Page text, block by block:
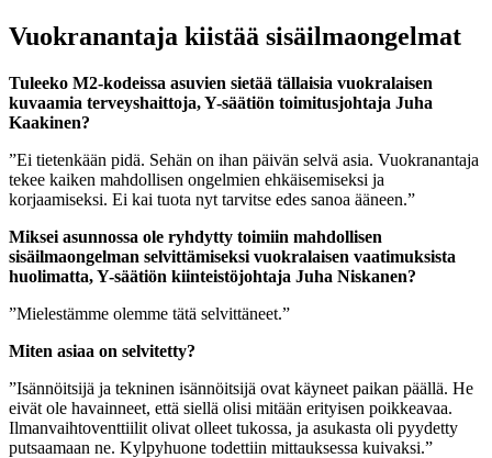
Vuokranantaja kiistää sisäilmaongelmat
Tuleeko M2-kodeissa asuvien sietää tällaisia vuokralaisen
kuvaamia terveyshaittoja, Y-säätiön toimitusjohtaja Juha
Kaakinen?
”Ei tietenkään pidä. Sehän on ihan päivän selvä asia. Vuokranantaja
tekee kaiken mahdollisen ongelmien ehkäisemiseksi ja
korjaamiseksi. Ei kai tuota nyt tarvitse edes sanoa ääneen.”
Miksei asunnossa ole ryhdytty toimiin mahdollisen
sisäilmaongelman selvittämiseksi vuokralaisen vaatimuksista
huolimatta, Y-säätiön kiinteistöjohtaja Juha Niskanen?
”Mielestämme olemme tätä selvittäneet.”
Miten asiaa on selvitetty?
”Isännöitsijä ja tekninen isännöitsijä ovat käyneet paikan päällä. He
eivät ole havainneet, että siellä olisi mitään erityisen poikkeavaa.
Ilmanvaihtoventtiilit olivat olleet tukossa, ja asukasta oli pyydetty
putsaamaan ne. Kylpyhuone todettiin mittauksessa kuivaksi.”